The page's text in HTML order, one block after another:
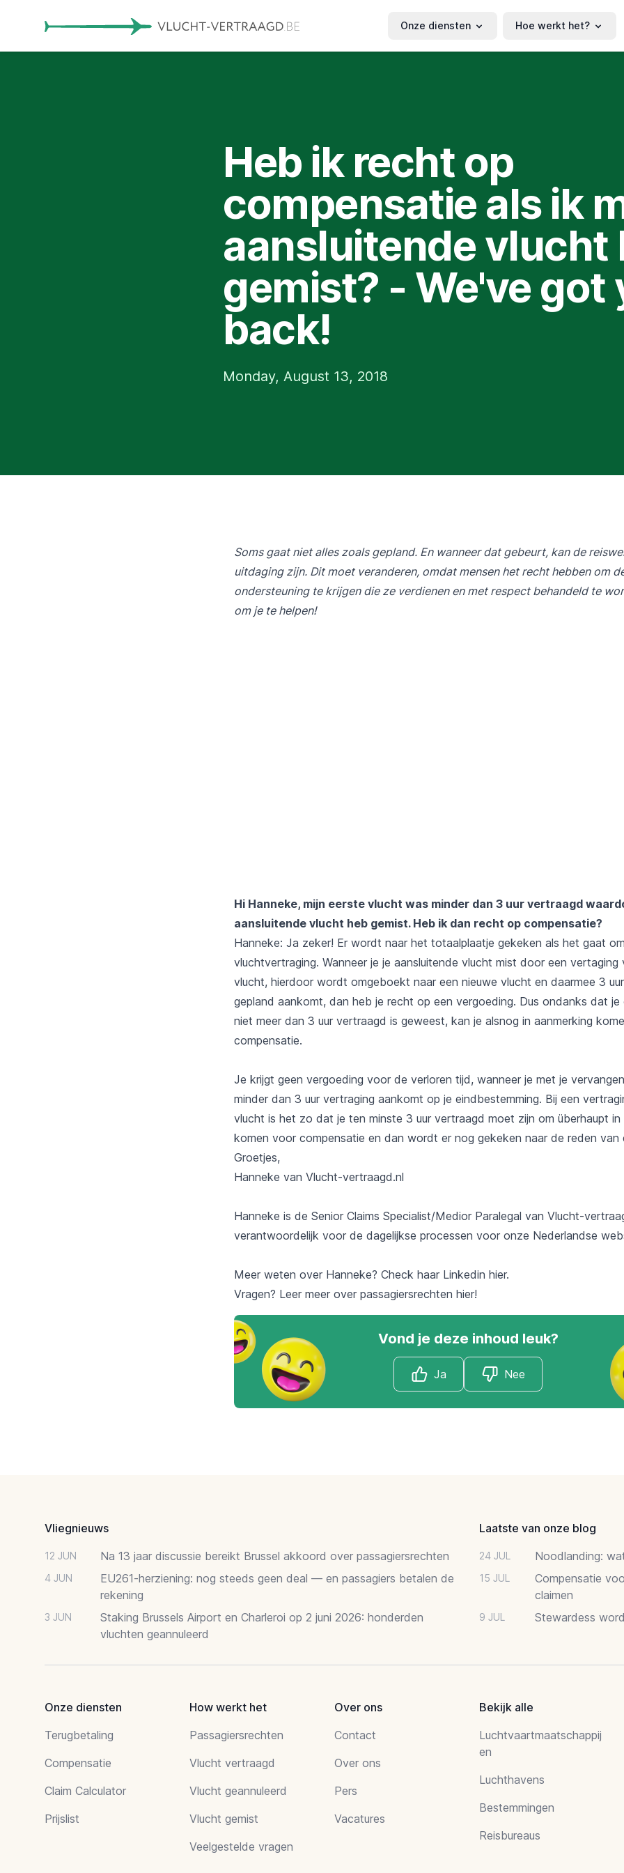
Onze diensten Hoe werkt het?
Heb ik recht op
compensatie als ik
aansluitende vlucht
gemist? - We've got
back!
Monday, August 13, 2018
Soms gaat niet alles zoals gepland. En wanneer dat gebeurt, kan de
uitdaging zijn. Dit moet veranderen, omdat mensen het recht hebben om
ondersteuning te krijgen die ze verdienen en met respect behandeld te
om je te helpen!
Hi Hanneke, mijn eerste vlucht was minder dan 3 uur vertraagd
aansluitende vlucht heb gemist. Heb ik dan recht op compensatie?
Hanneke: Ja zeker! Er wordt naar het totaalplaatje gekeken als het gaat
vluchtvertraging. Wanneer je je aansluitende vlucht mist door een vertaging
vlucht, hierdoor wordt omgeboekt naar een nieuwe vlucht en daarmee 3
gepland aankomt, dan heb je recht op een vergoeding. Dus ondanks dat je
niet meer dan 3 uur vertraagd is geweest, kan je alsnog in aanmerking
compensatie.
Je krijgt geen vergoeding voor de verloren tijd, wanneer je met je
minder dan 3 uur vertraging aankomt op je eindbestemming. Bij een
vlucht is het zo dat je ten minste 3 uur vertraagd moet zijn om überhaupt in
komen voor compensatie en dan wordt er nog gekeken naar de reden van
Groetjes,
Hanneke van Vlucht-vertraagd.nl
Hanneke is de Senior Claims Specialist/Medior Paralegal van Vlucht-
verantwoordelijk voor de dagelijkse processen voor onze Nederlandse
Meer weten over Hanneke? Check haar Linkedin hier.
Vragen? Leer meer over passagiersrechten hier!
Vond je deze inhoud leuk?
Ja Nee
Vliegnieuws
12 JUN Na 13 jaar discussie bereikt Brussel akkoord over passagiersrechten
4 JUN
EU261-herziening: nog steeds geen deal — en passagiers betalen de
rekening
3 JUN
Staking Brussels Airport en Charleroi op 2 juni 2026: honderden
vluchten geannuleerd
Laatste van onze blog
24 JUL Noodlanding:
15 JUL
Compensatie
claimen
9 JUL Stewardess
Onze diensten
Terugbetaling
Compensatie
Claim Calculator
Prijslist
How werkt het
Passagiersrechten
Vlucht vertraagd
Vlucht geannuleerd
Vlucht gemist
Veelgestelde vragen
Over ons
Contact
Over ons
Pers
Vacatures
Bekijk alle
Luchtvaartmaatschappij
en
Luchthavens
Bestemmingen
Reisbureaus